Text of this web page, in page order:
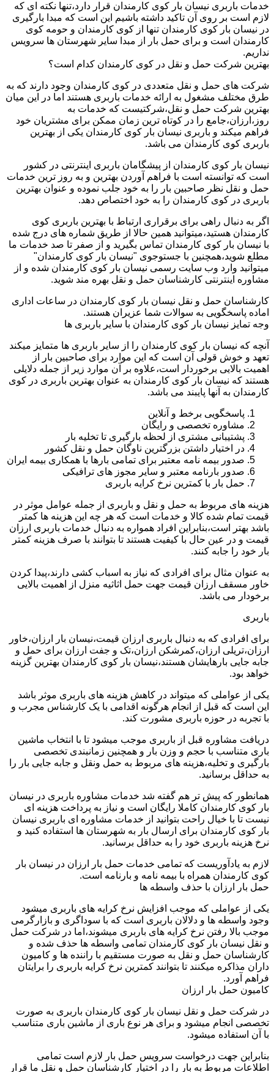
خدمات باربری نیسان بار کوی کارمندان قرار دارد،تنها نکته ای که
لازم است بر روی آن تاکید داشته باشیم این است که مبدا بارگیری
در نیسان بار کوی کارمندان تنها از کوی کارمندان و حومه کوی
کارمندان است و برای حمل بار از مبدا سایر شهرستان ها سرویس
نداریم.
بهترین شرکت حمل و نقل در کوی کارمندان کدام است؟
شرکت های حمل و نقل متعددی در کوی کارمندان وجود دارند که به
طرق مختلف مشغول به ارائه خدمات باربری هستند اما در این میان
بهترین شرکت حمل و نقل،شرکتیست که خدمات به
روز،ارزان،جامع را در کوتاه ترین زمان ممکن برای مشتریان خود
فراهم میکند و باربری نیسان بار کوی کارمندان یکی از بهترین
باربری کوی کارمندان می باشد.
نیسان بار کوی کارمندان از پیشگامان باربری اینترنتی در کشور
است که توانسته است با فراهم آوردن بهترین و به روز ترین خدمات
حمل و نقل نظر صاحبین بار را به خود جلب نموده و عنوان بهترین
باربری در کوی کارمندان را به خود اختصاص دهد.
اگر به دنبال راهی برای برقراری ارتباط با بهترین باربری کوی
کارمندان هستید،میتوانید همین حالا از طریق شماره های درج شده
با نیسان بار کوی کارمندان تماس بگیرید و از صفر تا صد خدمات ما
مطلع شوید،همچنین با جستوجوی "نیسان بار کوی کارمندان"
میتوانید وارد وب سایت رسمی نیسان بار کوی کارمندان شده و از
مشاوره اینترنتی کارشناسان حمل و نقل بهره مند شوید.
کارشناسان حمل و نقل نیسان بار کوی کارمندان در ساعات اداری
اماده پاسخگویی به سوالات شما عزیران هستند.
وجه تمایز نیسان بار کوی کارمندان با سایر باربری ها
آنچه که نیسان بار کوی کارمندان را از سایر باربری ها متمایز میکند
تعهد و خوش قولی آن است که این موارد برای صاحبین بار از
اهمیت بالایی برخوردار است،علاوه بر آن موارد زیر از جمله دلایلی
هستند که نیسان بار کوی کارمندان به عنوان بهترین باربری در کوی
کارمندان به آنها پایبند می باشد.
پاسخگویی برخط و آنلاین
مشاوره تخصصی و رایگان
پشتیبانی مشتری از لحظه بارگیری تا تخلیه بار
در اختیار داشتن بزرگترین ناوگان حمل و نقل کشور
صدور بیمه نامه معتبر برای تمامی بارها با همکاری بیمه ایران
صدور بارنامه معتبر و سایر مجوز های ترافیکی
حمل بار با کمترین نرخ کرایه باربری
هزینه های مربوط به حمل و نقل و باربری از جمله عوامل موثر در
قیمت تمام شده کالا و خدمات است که هر چه این هزینه ها کمتر
باشد بهتر است،بنابراین افراد همواره به دنبال خدمات باربری ارزان
قیمت و در عین حال با کیفیت هستند تا بتوانند با صرف هزینه کمتر
بار خود را جابه کنند.
به عنوان مثال برای افرادی که نیاز به اسباب کشی دارند،پیدا کردن
خاور مسقف ارزان قیمت جهت حمل اثاثیه منزل از اهمیت بالایی
برخودار می باشد.
باربری
برای افرادی که به دنبال باربری ارزان قیمت،نیسان بار ارزان،خاور
ارزان،تریلی ارزان،کمرشکن ارزان،تک و جفت ارزان برای حمل و
جابه جایی بارهایشان هستند،نیسان بار کوی کارمندان بهترین گزینه
خواهد بود.
یکی از عواملی که میتواند در کاهش هزینه های باربری موثر باشد
این است که قبل از انجام هرگونه اقدامی با یک کارشناس مجرب و
با تجربه در حوزه باربری مشورت کند.
دریافت مشاوره قبل از باربری موجب میشود تا با انتخاب ماشین
باری متناسب با حجم و وزن بار و همچنین زمانبندی تخصصی
بارگیری و تخلیه،هزینه های مربوط به حمل ونقل و جابه جایی بار را
به حداقل برسانید.
همانطور که پیش تر هم گفته شد خدمات مشاوره باربری در نیسان
بار کوی کارمندان کاملا رایگان است و نیاز به پرداخت هزینه ای
نیست تا با خیال راحت بتوانید از خدمات مشاوره ای باربری نیسان
بار کوی کارمندان برای ارسال بار به شهرستان ها استفاده کنید و
نرخ هزینه باربری خود را به حداقل برسانید.
لازم به یادآوریست که تمامی خدمات حمل بار ارزان در نیسان بار
کوی کارمندان همراه با بیمه نامه و بارنامه است.
حمل بار ارزان با حذف واسطه ها
یکی از عواملی که موجب افزایش نرخ کرایه های باربری میشود
وجود واسطه ها و دلالان باربری است که با سوداگری و بازارگرمی
موجب بالا رفتن نرخ کرایه های باربری میشوند،اما در شرکت حمل
و نقل نیسان بار کوی کارمندان تمامی واسطه ها حذف شده و
کارشناسان حمل و نقل به صورت مستقیم با راننده ها و کامیون
داران مذاکره میکنند تا بتوانند کمترین نرخ کرایه باربری را برایتان
فراهم آورد.
کامیون حمل بار ارزان
در شرکت حمل و نقل نیسان بار کوی کارمندان باربری به صورت
تخصصی انجام میشود و برای هر نوع باری از ماشین باری متناسب
با آن استفاده میشود.
بنابراین جهت درخواست سرویس حمل بار لازم است تمامی
اطلاعات مربوط به بار را در اختیار کارشناسان حمل و نقل ما قرار